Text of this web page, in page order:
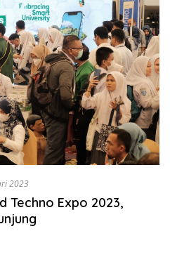
2023
Techno Expo 2023,